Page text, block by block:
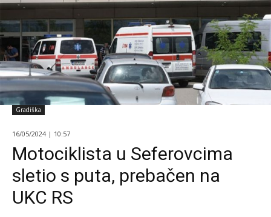
Gradiška
16/05/2024 | 10:57
Motociklista u Seferovcima
sletio s puta, prebačen na
UKC RS